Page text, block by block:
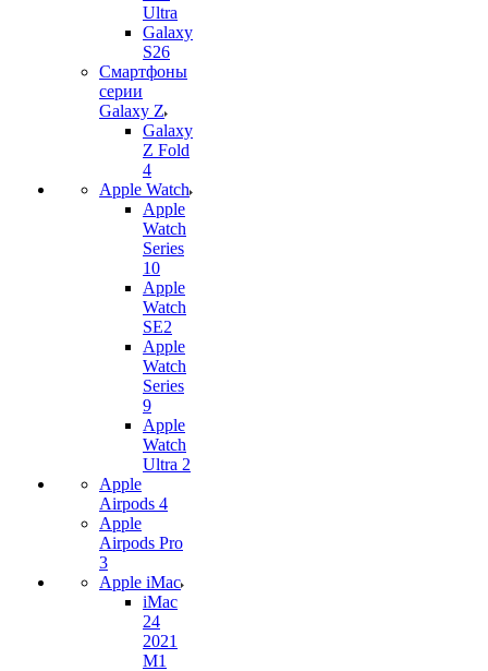
Ultra
Galaxy
S26
Смартфоны
серии
Galaxy Z
Galaxy
Z Fold
4
Apple Watch
Apple
Watch
Series
10
Apple
Watch
SE2
Apple
Watch
Series
9
Apple
Watch
Ultra 2
Apple
Airpods 4
Apple
Airpods Pro
3
Apple iMac
iMac
24
2021
M1